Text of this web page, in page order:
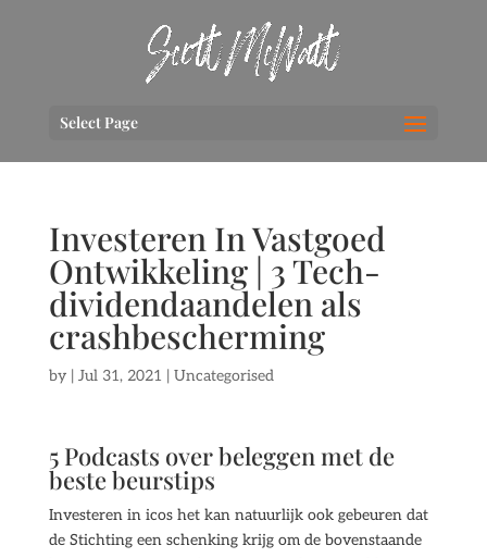
Select Page
Investeren In Vastgoed
Ontwikkeling | 3 Tech-
dividendaandelen als
crashbescherming
by | Jul 31, 2021 | Uncategorised
5 Podcasts over beleggen met de
beste beurstips
Investeren in icos het kan natuurlijk ook gebeuren dat
de Stichting een schenking krijg om de bovenstaande